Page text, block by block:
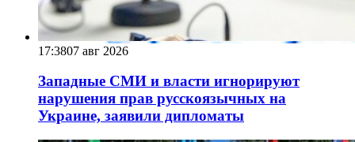
17:3807 авг 2026
Западные СМИ и власти игнорируют
нарушения прав русскоязычных на
Украине, заявили дипломаты